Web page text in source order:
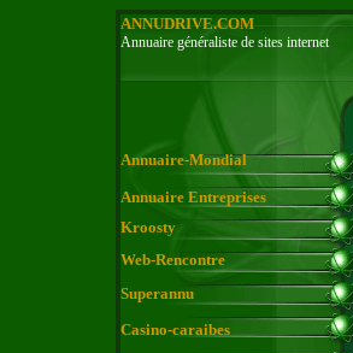
ANNUDRIVE.COM
Annuaire généraliste de sites internet
Annuaire-Mondial
Annuaire Entreprises
Kroosty
Web-Rencontre
Superannu
Casino-caraibes